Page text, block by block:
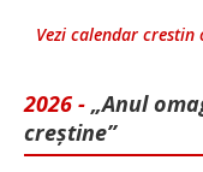
Vezi calendar crestin
2026 - „Anul
creștine”